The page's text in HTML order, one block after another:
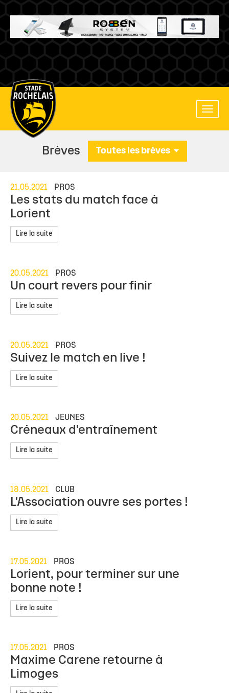
Main
site
navigation
Toggle
Brèves Toutes les brèves
21.05.2021 PROS
Les stats du match face à
Lorient
Lire la suite
20.05.2021 PROS
Un court revers pour finir
Lire la suite
20.05.2021 PROS
Suivez le match en live !
Lire la suite
20.05.2021 JEUNES
Créneaux d'entraînement
Lire la suite
18.05.2021 CLUB
L'Association ouvre ses portes !
Lire la suite
17.05.2021 PROS
Lorient, pour terminer sur une
bonne note !
Lire la suite
17.05.2021 PROS
Maxime Carene retourne à
Limoges